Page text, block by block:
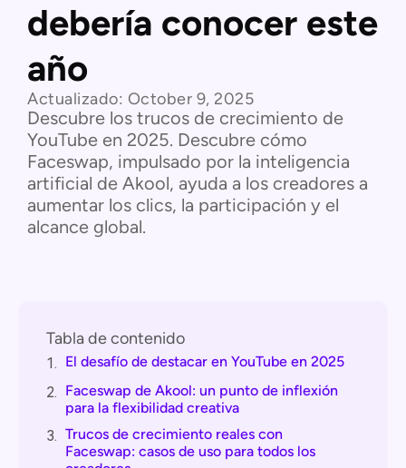
debería conocer este
año
Actualizado: October 9, 2025
Descubre los trucos de crecimiento de
YouTube en 2025. Descubre cómo
Faceswap, impulsado por la inteligencia
artificial de Akool, ayuda a los creadores a
aumentar los clics, la participación y el
alcance global.
Tabla de contenido
1. El desafío de destacar en YouTube en 2025
2. Faceswap de Akool: un punto de inflexión
para la flexibilidad creativa
3. Trucos de crecimiento reales con
Faceswap: casos de uso para todos los